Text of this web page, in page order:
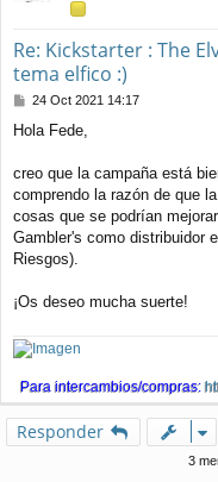
Re: Kickstarter : The
tema elfico :)
M
n
a
24 Oct 2021 14:17
Hola Fede,
creo que la campaña está
comprendo la razón de que
cosas que se podrían
Gambler's como distribuidor
Riesgos).
¡Os deseo mucha suerte!
Para intercambios/compras:
Responder
3